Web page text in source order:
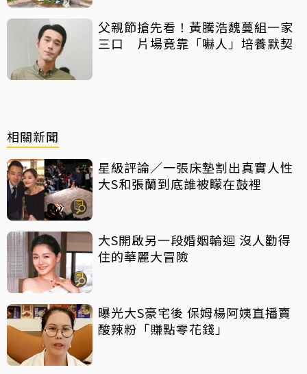
父親節搶先看！黃騰浩魏蔓組一家
三口 片場竟靠「嚇人」培養默契
相關新聞
星級評論／一張床墊割出真實人性
大S和張蘭到底誰被矇在鼓裡
大S開啟另一段婚姻輪迴 沒人勸得
住的華麗大冒險
曝光大S豪宅後 保姆楊阿姨直播賣
酸辣粉「賺點零花錢」